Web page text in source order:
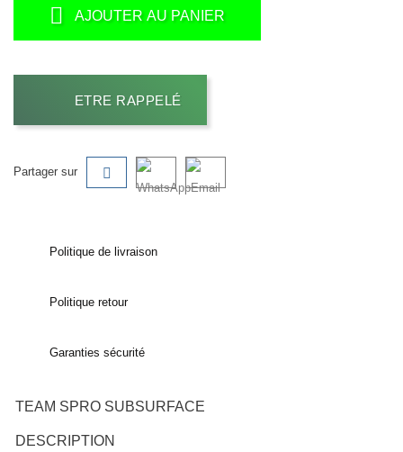
AJOUTER AU PANIER
ETRE RAPPELÉ
Partager sur
Politique de livraison
Politique retour
Garanties sécurité
TEAM SPRO SUBSURFACE
DESCRIPTION